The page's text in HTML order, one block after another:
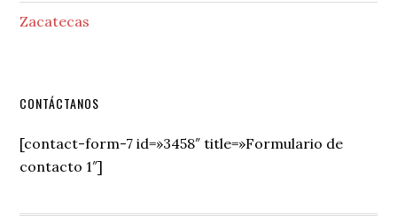
Zacatecas
Secondary
Sidebar
CONTÁCTANOS
[contact-form-7 id=»3458″ title=»Formulario de
contacto 1″]